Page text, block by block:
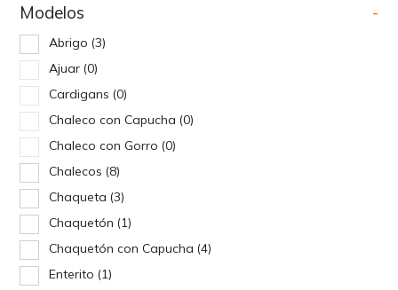
Modelos -
Abrigo (3)
Ajuar (0)
Cardigans (0)
Chaleco con Capucha (0)
Chaleco con Gorro (0)
Chalecos (8)
Chaqueta (3)
Chaquetón (1)
Chaquetón con Capucha (4)
Enterito (1)